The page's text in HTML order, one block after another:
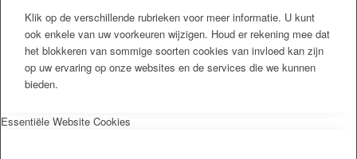
Klik op de verschillende rubrieken voor meer informatie. U kunt
ook enkele van uw voorkeuren wijzigen. Houd er rekening mee dat
het blokkeren van sommige soorten cookies van invloed kan zijn
op uw ervaring op onze websites en de services die we kunnen
bieden.
Essentiële Website Cookies